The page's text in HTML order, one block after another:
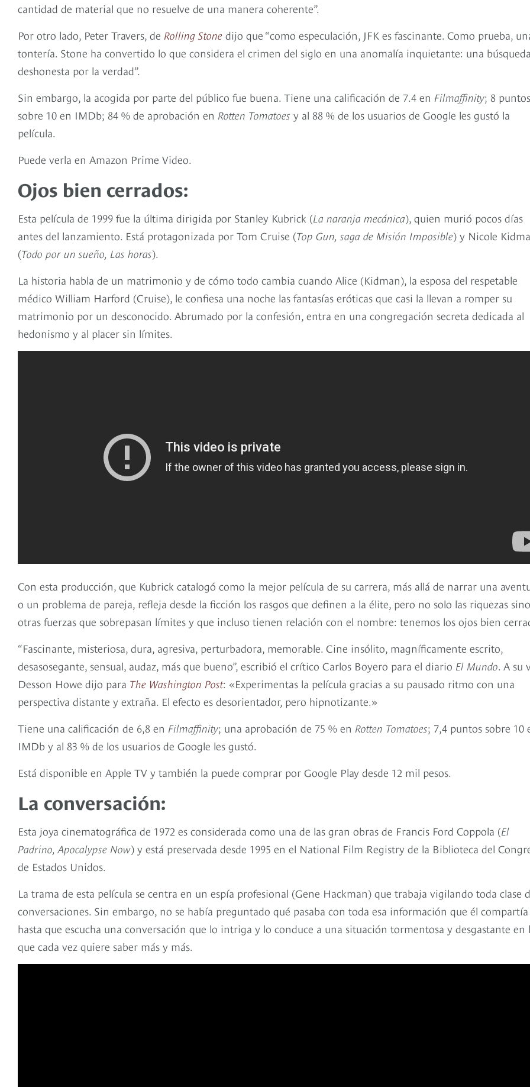
cantidad de material que no resuelve de una manera coherente”.
Por otro lado, Peter Travers, de Rolling Stone dijo que “como especulación, JFK es fascinante. Como prueba,
tontería. Stone ha convertido lo que considera el crimen del siglo en una anomalía inquietante: una búsqueda
deshonesta por la verdad”.
Sin embargo, la acogida por parte del público fue buena. Tiene una calificación de 7.4 en Filmaffinity; 8 puntos
sobre 10 en IMDb; 84 % de aprobación en Rotten Tomatoes y al 88 % de los usuarios de Google les gustó la
película.
Puede verla en Amazon Prime Video.
Ojos bien cerrados:
Esta película de 1999 fue la última dirigida por Stanley Kubrick (La naranja mecánica), quien murió pocos días
antes del lanzamiento. Está protagonizada por Tom Cruise (Top Gun, saga de Misión Imposible) y Nicole
(Todo por un sueño, Las horas).
La historia habla de un matrimonio y de cómo todo cambia cuando Alice (Kidman), la esposa del respetable
médico William Harford (Cruise), le confiesa una noche las fantasías eróticas que casi la llevan a romper su
matrimonio por un desconocido. Abrumado por la confesión, entra en una congregación secreta dedicada al
hedonismo y al placer sin límites.
Con esta producción, que Kubrick catalogó como la mejor película de su carrera, más allá de narrar una
o un problema de pareja, refleja desde la ficción los rasgos que definen a la élite, pero no solo las riquezas sino
otras fuerzas que sobrepasan límites y que incluso tienen relación con el nombre: tenemos los ojos bien
“Fascinante, misteriosa, dura, agresiva, perturbadora, memorable. Cine insólito, magníficamente escrito,
desasosegante, sensual, audaz, más que bueno”, escribió el crítico Carlos Boyero para el diario El Mundo. A su
Desson Howe dijo para The Washington Post: «Experimentas la película gracias a su pausado ritmo con una
perspectiva distante y extraña. El efecto es desorientador, pero hipnotizante.»
Tiene una calificación de 6,8 en Filmaffinity; una aprobación de 75 % en Rotten Tomatoes; 7,4 puntos sobre 10
IMDb y al 83 % de los usuarios de Google les gustó.
Está disponible en Apple TV y también la puede comprar por Google Play desde 12 mil pesos.
La conversación:
Esta joya cinematográfica de 1972 es considerada como una de las gran obras de Francis Ford Coppola (El
Padrino, Apocalypse Now) y está preservada desde 1995 en el National Film Registry de la Biblioteca del
de Estados Unidos.
La trama de esta película se centra en un espía profesional (Gene Hackman) que trabaja vigilando toda clase
conversaciones. Sin embargo, no se había preguntado qué pasaba con toda esa información que él compartía
hasta que escucha una conversación que lo intriga y lo conduce a una situación tormentosa y desgastante en
que cada vez quiere saber más y más.